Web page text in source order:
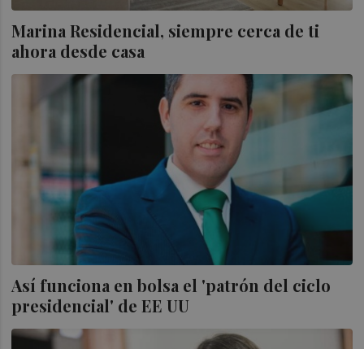
Marina Residencial, siempre cerca de ti
ahora desde casa
Así funciona en bolsa el 'patrón del ciclo
presidencial' de EE UU